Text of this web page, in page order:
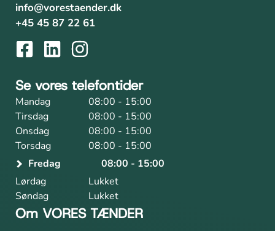
info@vorestaender.dk
+45 45 87 22 61
Se vores telefontider
Mandag
08:00 - 15:00
Tirsdag
08:00 - 15:00
Onsdag
08:00 - 15:00
Torsdag
08:00 - 15:00
Fredag
08:00 - 15:00
Lørdag
Lukket
Søndag
Lukket
Om VORES TÆNDER